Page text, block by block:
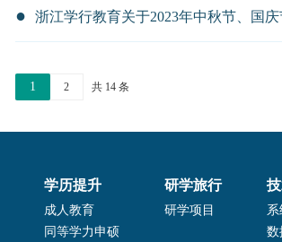
浙江学行教育关于2023年中秋节、国
1 2 共 14 条
学历提升
成人教育
同等学力申硕
研学旅行
研学项目
数